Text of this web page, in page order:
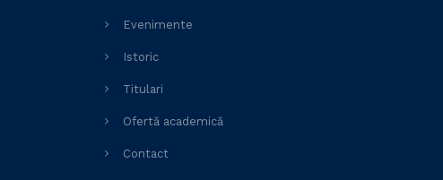
Evenimente
Istoric
Titulari
Ofertă academică
Contact